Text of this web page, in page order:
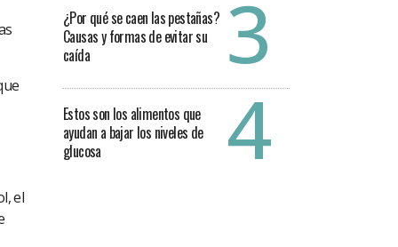
el
¿Por qué se caen las pestañas?
Causas y formas de evitar su
caída
Estos son los alimentos que
ayudan a bajar los niveles de
glucosa